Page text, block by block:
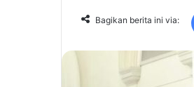
Bagikan berita ini via: